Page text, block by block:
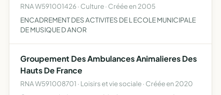
RNA W591001426 · Culture · Créée en 2005
ENCADREMENT DES ACTIVITES DE L ECOLE MUNICIPALE
DE MUSIQUE D ANOR
Groupement Des Ambulances Animalieres Des
Hauts De France
RNA W591008701 · Loisirs et vie sociale · Créée en 2020